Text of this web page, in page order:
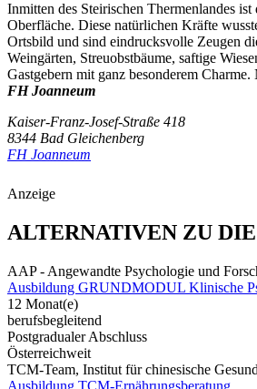
Inmitten des Steirischen Thermenlandes
Oberfläche. Diese natürlichen Kräfte
Ortsbild und sind eindrucksvolle Zeugen
Weingärten, Streuobstbäume, saftige
Gastgebern mit ganz besonderem
FH Joanneum
Kaiser-Franz-Josef-Straße 418
8344 Bad Gleichenberg
FH Joanneum
Anzeige
ALTERNATIVEN ZU
AAP - Angewandte Psychologie und
Ausbildung GRUNDMODUL Klinische
12 Monat(e)
berufsbegleitend
Postgradualer Abschluss
Österreichweit
TCM-Team, Institut für chinesische